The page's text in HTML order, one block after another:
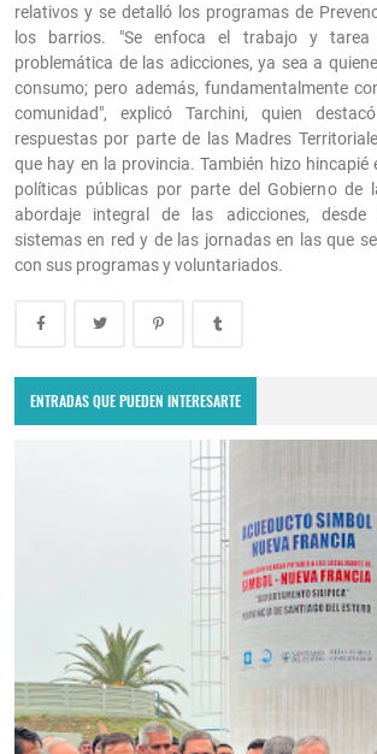
relativos y se detalló los programas de
los barrios. "Se enfoca el trabajo y
problemática de las adicciones, ya sea a
consumo; pero además, fundamentalmente
comunidad", explicó Tarchini, quien
respuestas por parte de las Madres
que hay en la provincia. También hizo hincapié
políticas públicas por parte del Gobierno de
abordaje integral de las adicciones,
sistemas en red y de las jornadas en las que
con sus programas y voluntariados.
ENTRADAS QUE PUEDEN INTERESARTE